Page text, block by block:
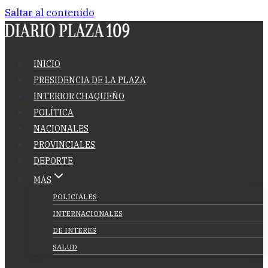
Saltar al contenido
INICIO
PRESIDENCIA DE LA PLAZA
INTERIOR CHAQUEÑO
POLÍTICA
NACIONALES
PROVINCIALES
DEPORTE
MÁS
POLICIALES
INTERNACIONALES
DE INTERES
SALUD